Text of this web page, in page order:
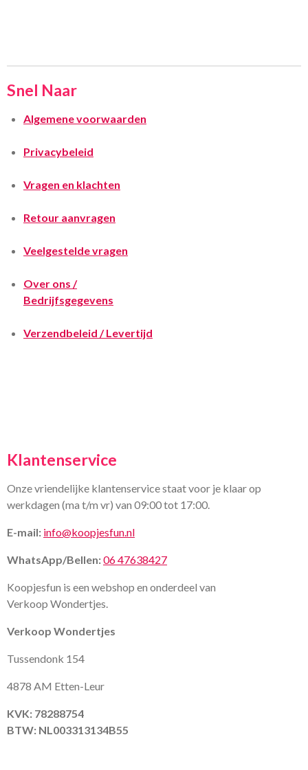
Snel Naar
Algemene voorwaarden
Privacybeleid
Vragen en klachten
Retour aanvragen
Veelgestelde vragen
Over ons /
Bedrijfsgegevens
Verzendbeleid / Levertijd
Klantenservice
Onze vriendelijke klantenservice staat voor je klaar op
werkdagen (ma t/m vr) van 09:00 tot 17:00.
E-mail: info@koopjesfun.nl
WhatsApp/Bellen:06 47638427
Koopjesfun is een webshop en onderdeel van
Verkoop Wondertjes.
Verkoop Wondertjes
Tussendonk 154
4878 AM Etten-Leur
KVK: 78288754
BTW: NL003313134B55